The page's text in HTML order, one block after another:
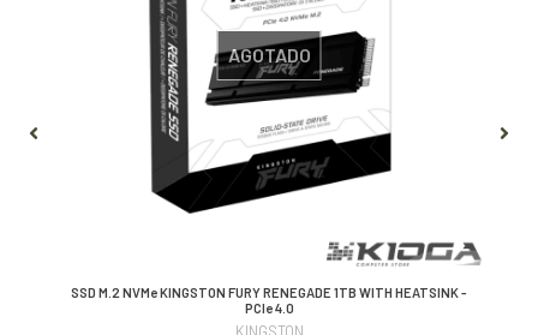
AGOTADO
SSD M.2 NVMe KINGSTON FURY RENEGADE 1TB WITH HEATSINK -
PCIe 4.0